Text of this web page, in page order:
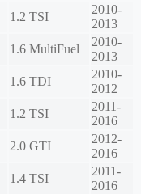
1.2 TSI
2010-
2013
1.6 MultiFuel
2010-
2013
1.6 TDI
2010-
2012
1.2 TSI
2011-
2016
2.0 GTI
2012-
2016
1.4 TSI
2011-
2016